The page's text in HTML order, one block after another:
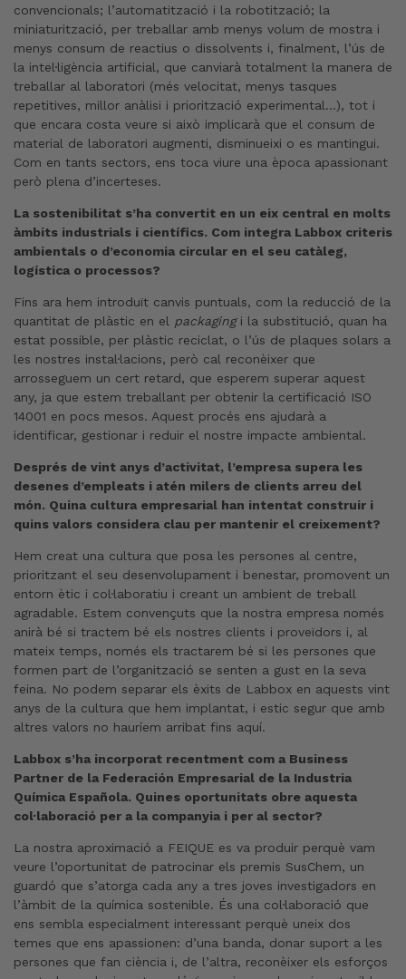
convencionals; l’automatització i la robotització; la
miniaturització, per treballar amb menys volum de mostra i
menys consum de reactius o dissolvents i, finalment, l’ús de
la intel·ligència artificial, que canviarà totalment la manera de
treballar al laboratori (més velocitat, menys tasques
repetitives, millor anàlisi i priorització experimental…), tot i
que encara costa veure si això implicarà que el consum de
material de laboratori augmenti, disminueixi o es mantingui.
Com en tants sectors, ens toca viure una època apassionant
però plena d’incerteses.
La sostenibilitat s’ha convertit en un eix central en molts
àmbits industrials i científics. Com integra Labbox criteris
ambientals o d’economia circular en el seu catàleg,
logística o processos?
Fins ara hem introduït canvis puntuals, com la reducció de la
quantitat de plàstic en el packagingi la substitució, quan ha
estat possible, per plàstic reciclat, o l’ús de plaques solars a
les nostres instal·lacions, però cal reconèixer que
arrosseguem un cert retard, que esperem superar aquest
any, ja que estem treballant per obtenir la certificació ISO
14001 en pocs mesos. Aquest procés ens ajudarà a
identificar, gestionar i reduir el nostre impacte ambiental.
Després de vint anys d’activitat, l’empresa supera les
desenes d’empleats i atén milers de clients arreu del
món. Quina cultura empresarial han intentat construir i
quins valors considera clau per mantenir el creixement?
Hem creat una cultura que posa les persones al centre,
prioritzant el seu desenvolupament i benestar, promovent un
entorn ètic i col·laboratiu i creant un ambient de treball
agradable. Estem convençuts que la nostra empresa només
anirà bé si tractem bé els nostres clients i proveïdors i, al
mateix temps, només els tractarem bé si les persones que
formen part de l’organització se senten a gust en la seva
feina. No podem separar els èxits de Labbox en aquests vint
anys de la cultura que hem implantat, i estic segur que amb
altres valors no hauríem arribat fins aquí.
Labbox s’ha incorporat recentment com a Business
Partner de la Federación Empresarial de la Industria
Química Española. Quines oportunitats obre aquesta
col·laboració per a la companyia i per al sector?
La nostra aproximació a FEIQUE es va produir perquè vam
veure l’oportunitat de patrocinar els premis SusChem, un
guardó que s’atorga cada any a tres joves investigadors en
l’àmbit de la química sostenible. És una col·laboració que
ens sembla especialment interessant perquè uneix dos
temes que ens apassionen: d’una banda, donar suport a les
persones que fan ciència i, de l’altra, reconèixer els esforços